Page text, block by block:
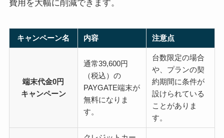
費用を大幅に削減できます。
キャンペーン名 内容 注意点
端末代金0円
キャンペーン
通常39,600円
（税込）の
PAYGATE端末が
無料になりま
す。
台数限定の場合
や、プランの契
約期間に条件が
設けられている
ことがありま
す。